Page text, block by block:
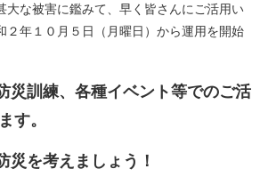
大な被害に鑑みて、早く皆さんにご活用い
２年１０月５日（月曜日）から運用を開始
災訓練、各種イベント等でのご活
す。
災を考えましょう！